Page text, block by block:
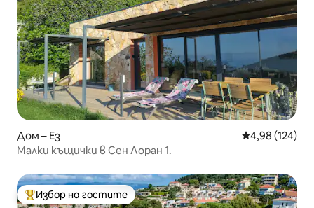
Дом – Ез Средна
4,98 (124)
Малки къщички в Сен Лоран 1.
Най-популярен избор на гостите
Избор на гостите